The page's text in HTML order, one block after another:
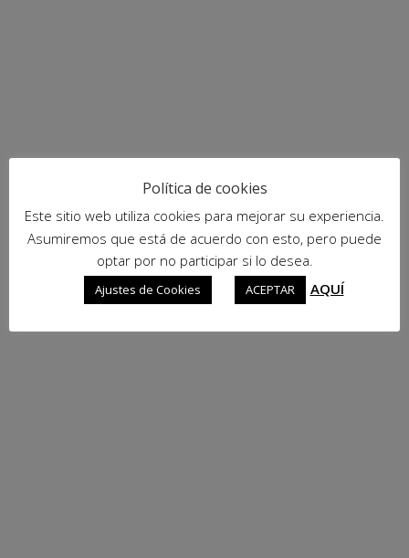
Política de cookies
Este sitio web utiliza cookies para mejorar su experiencia.
Asumiremos que está de acuerdo con esto, pero puede
optar por no participar si lo desea.
Ajustes de Cookies ACEPTAR AQUÍ